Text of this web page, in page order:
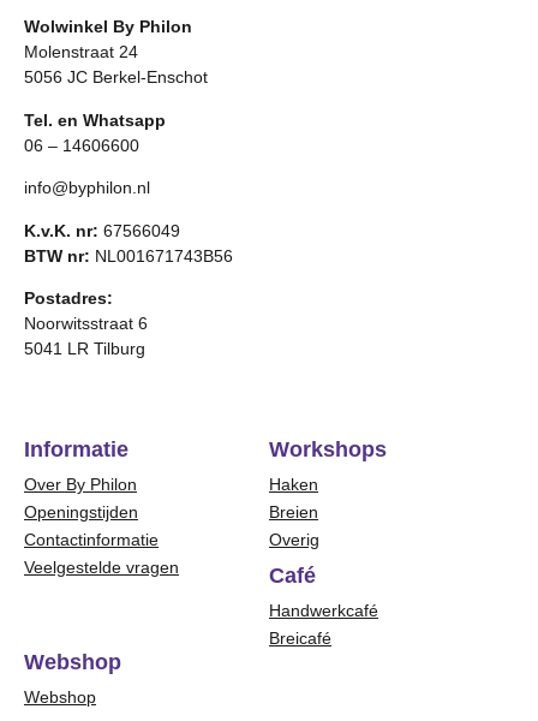
Wolwinkel By Philon
Molenstraat 24
5056 JC Berkel-Enschot
Tel. en Whatsapp
06 – 14606600
info@byphilon.nl
K.v.K. nr: 67566049
BTW nr: NL001671743B56
Postadres:
Noorwitsstraat 6
5041 LR Tilburg
Informatie
Over By Philon
Openingstijden
Contactinformatie
Veelgestelde vragen
Workshops
Haken
Breien
Overig
Café
Handwerkcafé
Breicafé
Webshop
Webshop